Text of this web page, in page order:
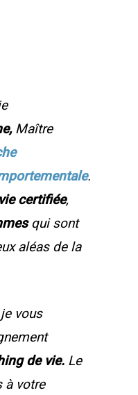
Maître
.
certifiée,
qui sont
aléas de la
vous
de vie. Le
à votre